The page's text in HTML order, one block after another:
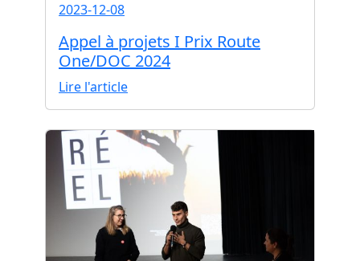
2023-12-08
Appel à projets I Prix Route
One/DOC 2024
Lire l'article